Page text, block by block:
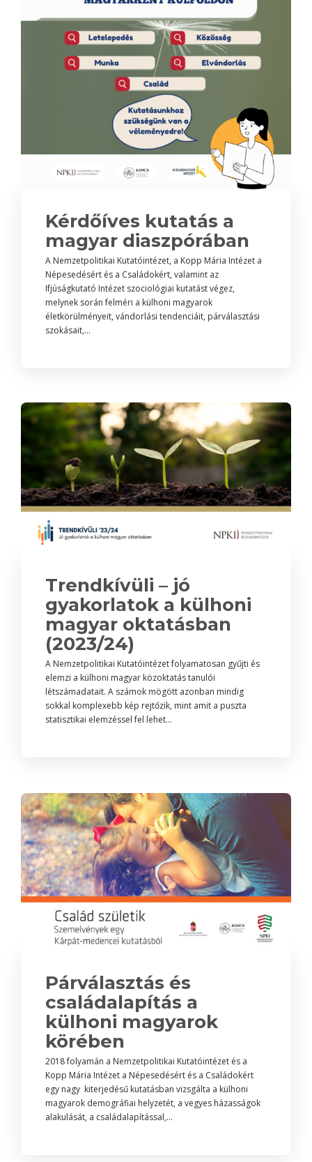
Kérdőíves kutatás a
magyar diaszpórában
A Nemzetpolitikai Kutatóintézet, a Kopp Mária Intézet a
Népesedésért és a Családokért, valamint az
Ifjúságkutató Intézet szociológiai kutatást végez,
melynek során felméri a külhoni magyarok
életkörülményeit, vándorlási tendenciáit, párválasztási
szokásait,...
Trendkívüli – jó
gyakorlatok a külhoni
magyar oktatásban
(2023/24)
A Nemzetpolitikai Kutatóintézet folyamatosan gyűjti és
elemzi a külhoni magyar közoktatás tanulói
létszámadatait. A számok mögött azonban mindig
sokkal komplexebb kép rejtőzik, mint amit a puszta
statisztikai elemzéssel fel lehet...
Párválasztás és
családalapítás a
külhoni magyarok
körében
2018 folyamán a Nemzetpolitikai Kutatóintézet és a
Kopp Mária Intézet a Népesedésért és a Családokért
egy nagy kiterjedésű kutatásban vizsgálta a külhoni
magyarok demográfiai helyzetét, a vegyes házasságok
alakulását, a családalapítással,...